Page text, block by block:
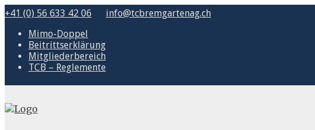
+41 (0) 56 633 42 06
info@tcbremgartenag.ch
Mimo-Doppel
Beitrittserklärung
Mitgliederbereich
TCB – Reglemente